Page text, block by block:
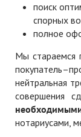
поиск
спорных
полное
Мы стараемся
нейтральная
совершения
нотариусами,